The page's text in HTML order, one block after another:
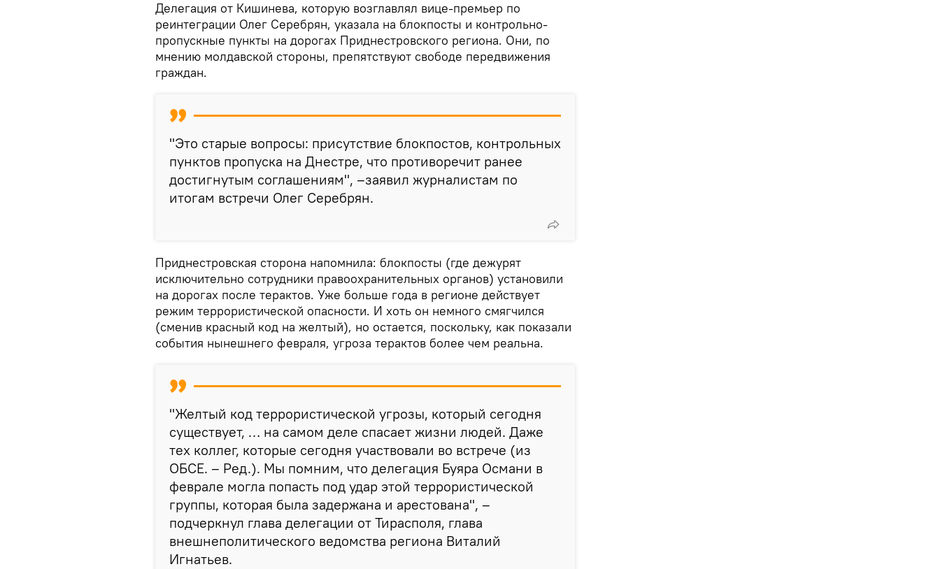
Делегация от Кишинева, которую возглавлял вице-премьер по
реинтеграции Олег Серебрян, указала на блокпосты и контрольно-
пропускные пункты на дорогах Приднестровского региона. Они, по
мнению молдавской стороны, препятствуют свободе передвижения
граждан.
"Это старые вопросы: присутствие блокпостов, контрольных
пунктов пропуска на Днестре, что противоречит ранее
достигнутым соглашениям", –заявил журналистам по
итогам встречи Олег Серебрян.
Приднестровская сторона напомнила: блокпосты (где дежурят
исключительно сотрудники правоохранительных органов) установили
на дорогах после терактов. Уже больше года в регионе действует
режим террористической опасности. И хоть он немного смягчился
(сменив красный код на желтый), но остается, поскольку, как показали
события нынешнего февраля, угроза терактов более чем реальна.
"Желтый код террористической угрозы, который сегодня
существует, … на самом деле спасает жизни людей. Даже
тех коллег, которые сегодня участвовали во встрече (из
ОБСЕ. – Ред.). Мы помним, что делегация Буяра Османи в
феврале могла попасть под удар этой террористической
группы, которая была задержана и арестована", –
подчеркнул глава делегации от Тирасполя, глава
внешнеполитического ведомства региона Виталий
Игнатьев.